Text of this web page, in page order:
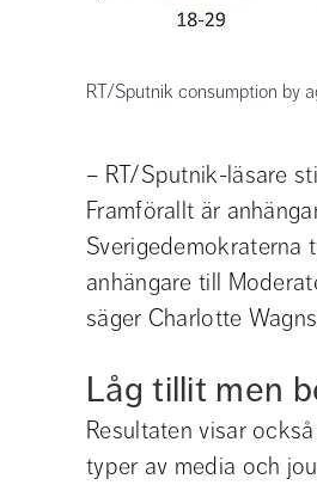
RT/Sputnik consumption by
– RT/Sputnik-läsare
Framförallt är
Sverigedemokraterna
anhängare till
säger Charlotte
Låg tillit men
Resultaten visar
typer av media och